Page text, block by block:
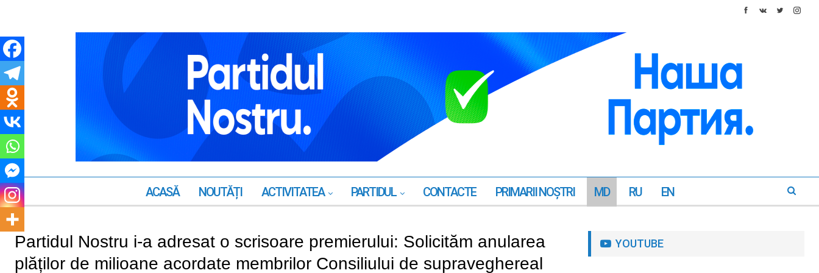
ACASĂ NOUTĂȚI ACTIVITATEA PARTIDUL CONTACTE PRIMARII NOŞTRI MD RU EN
Partidul Nostru i-a adresat o scrisoare premierului: Solicităm anularea
plăților de milioane acordate membrilor Consiliului de supraveghereal
YOUTUBE